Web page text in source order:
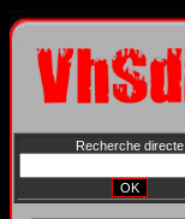
Recherche directe